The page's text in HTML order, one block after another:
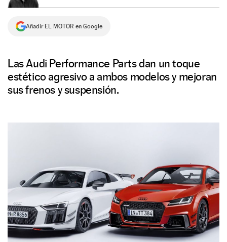
Añadir EL MOTOR en Google
Las Audi Performance Parts dan un toque
estético agresivo a ambos modelos y mejoran
sus frenos y suspensión.